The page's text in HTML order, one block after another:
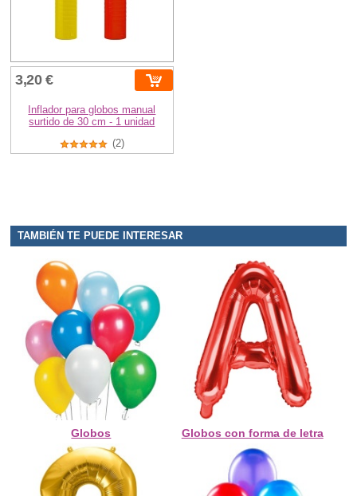
3,20 €
Inflador para globos manual
surtido de 30 cm - 1 unidad
(2)
TAMBIÉN TE PUEDE INTERESAR
Globos Globos con forma de letra